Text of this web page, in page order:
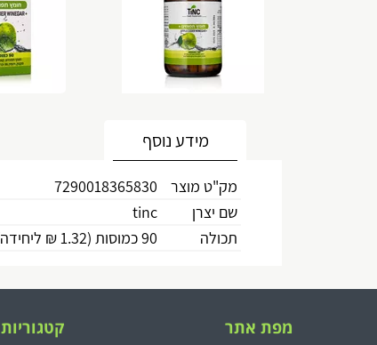
מידע נוסף
מק"ט מוצר
7290018365830
שם יצרן
tinc
תכולה
90 כמוסות (1.32 ₪ ליחידה)
מפת אתר קטגוריות